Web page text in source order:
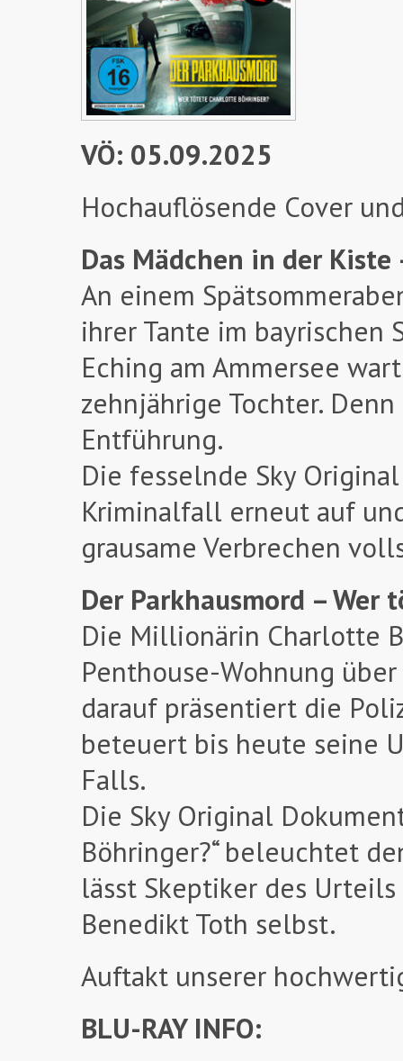
VÖ: 05.09.2025
Hochauflösende Cover
Das Mädchen in der
An einem
ihrer Tante im bayrischen
Eching am Ammersee
zehnjährige Tochter.
Entführung.
Die fesselnde Sky
Kriminalfall erneut auf
grausame Verbrechen
Der Parkhausmord –
Die Millionärin Charlotte
Penthouse-Wohnung
darauf präsentiert die
beteuert bis heute seine
Falls.
Die Sky Original
Böhringer?“ beleuchtet
lässt Skeptiker des
Benedikt Toth selbst.
Auftakt unserer
BLU-RAY INFO: